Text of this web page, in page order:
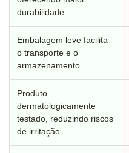
durabilidade.
Embalagem leve facilita
o transporte e o
armazenamento.
Produto
dermatologicamente
testado, reduzindo riscos
de irritação.